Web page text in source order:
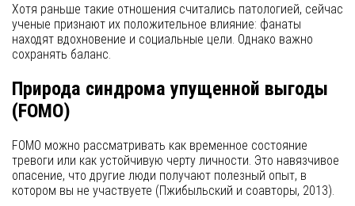
Хотя раньше такие отношения считались патологией, сейчас
ученые признают их положительное влияние: фанаты
находят вдохновение и социальные цели. Однако важно
сохранять баланс.
Природа синдрома упущенной выгоды
(FOMO)
FOMO можно рассматривать как временное состояние
тревоги или как устойчивую черту личности. Это навязчивое
опасение, что другие люди получают полезный опыт, в
котором вы не участвуете (Пжибыльский и соавторы, 2013).